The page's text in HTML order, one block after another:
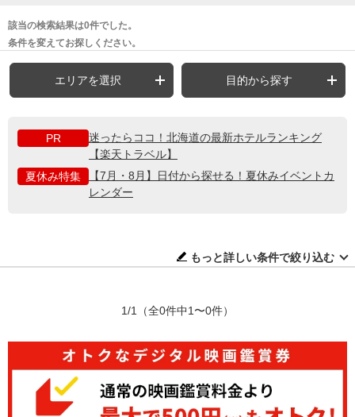
該当の検索結果は0件でした。
条件を変えてお探しください。
エリアを選択 目的から探す
PR
迷ったらココ！北海道の最新ホテルランキング
【楽天トラベル】
夏休み特集
【7月・8月】日付から探せる！夏休みイベントカ
レンダー
もっと詳しい条件で絞り込む
1/1 （全0件中1〜0件）